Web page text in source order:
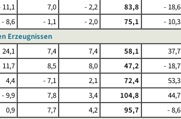
11,1 7,0 - 2,2 83,8 - 18,6
- 8,6 - 1,1 - 2,0 75,1 - 10,3
Erzeugnissen
24,1 7,4 7,4 58,1 37,7
11,7 8,5 8,0 47,2 - 18,7
4,4 - 7,1 2,1 72,4 53,3
- 9,9 7,8 3,4 104,8 44,7
0,9 7,7 4,2 95,7 - 8,6